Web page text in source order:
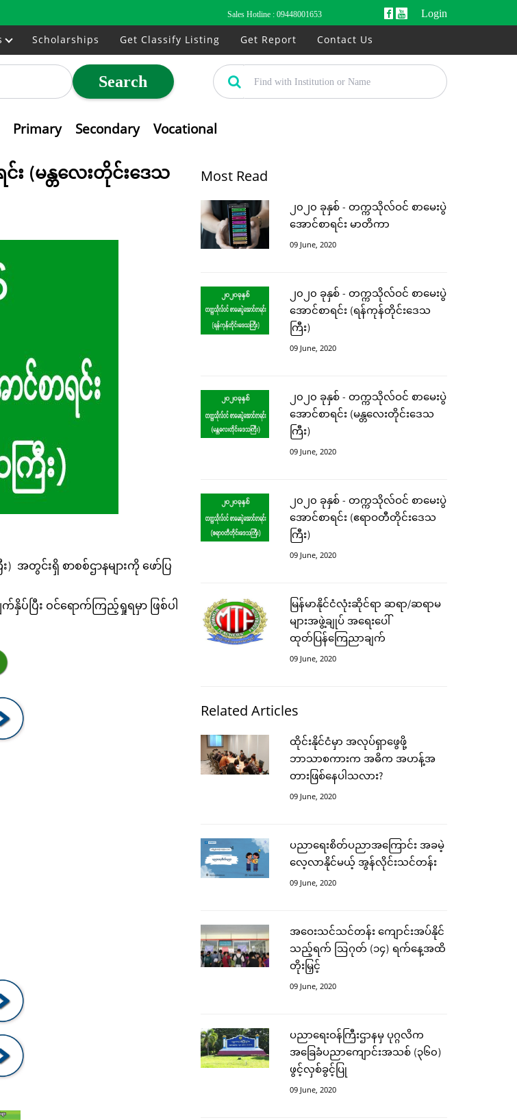
Sales Hotline : 09448001653 Login
Scholarships Get Classify Listing Get Report Contact Us
Search
Primary Secondary Vocational
း (မန္တလေးတိုင်းဒေသ
အတွင်းရှိ စာစစ်ဌာနများကို ဖော်ပြ
ပြီး ဝင်ရောက်ကြည့်ရှုရမှာ ဖြစ်ပါ
Most Read
၂၀၂၀ ခုနှစ် - တက္ကသိုလ်ဝင် စာမေးပွဲ
အောင်စာရင်း မာတိကာ
09 June, 2020
၂၀၂၀ ခုနှစ် - တက္ကသိုလ်ဝင် စာမေးပွဲ
အောင်စာရင်း (ရန်ကုန်တိုင်းဒေသ
ကြီး)
09 June, 2020
၂၀၂၀ ခုနှစ် - တက္ကသိုလ်ဝင် စာမေးပွဲ
အောင်စာရင်း (မန္တလေးတိုင်းဒေသ
ကြီး)
09 June, 2020
၂၀၂၀ ခုနှစ် - တက္ကသိုလ်ဝင် စာမေးပွဲ
အောင်စာရင်း (ဧရာဝတီတိုင်းဒေသ
ကြီး)
09 June, 2020
မြန်မာနိုင်ငံလုံးဆိုင်ရာ ဆရာ/ဆရာမ
များအဖွဲ့ချုပ် အရေးပေါ်
ထုတ်ပြန်ကြေညာချက်
09 June, 2020
Related Articles
ထိုင်းနိုင်ငံမှာ အလုပ်ရှာဖွေဖို့
ဘာသာစကားက အဓိက အဟန့်အ
တားဖြစ်နေပါသလား?
09 June, 2020
ပညာရေးစိတ်ပညာအကြောင်း အခမဲ့
လေ့လာနိုင်မယ့် အွန်လိုင်းသင်တန်း
09 June, 2020
အဝေးသင်သင်တန်း ကျောင်းအပ်နိုင်
သည့်ရက် ဩဂုတ် (၁၄) ရက်နေ့အထိ
တိုးမြှင့်
09 June, 2020
ပညာရေးဝန်ကြီးဌာနမှ ပုဂ္ဂလိက
အခြေခံပညာကျောင်းအသစ် (၃၆၀)
ဖွင့်လှစ်ခွင့်ပြု
09 June, 2020